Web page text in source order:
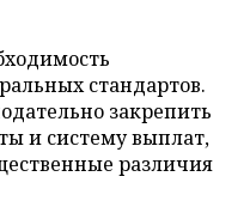
стандартов.
закрепить
и систему выплат,
различия